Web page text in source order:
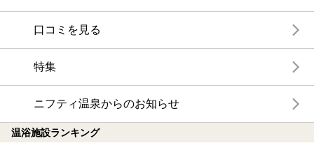
口コミを見る
特集
ニフティ温泉からのお知らせ
温浴施設ランキング